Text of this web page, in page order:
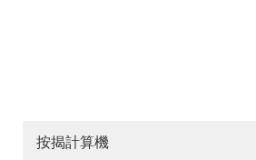
按揭計算機